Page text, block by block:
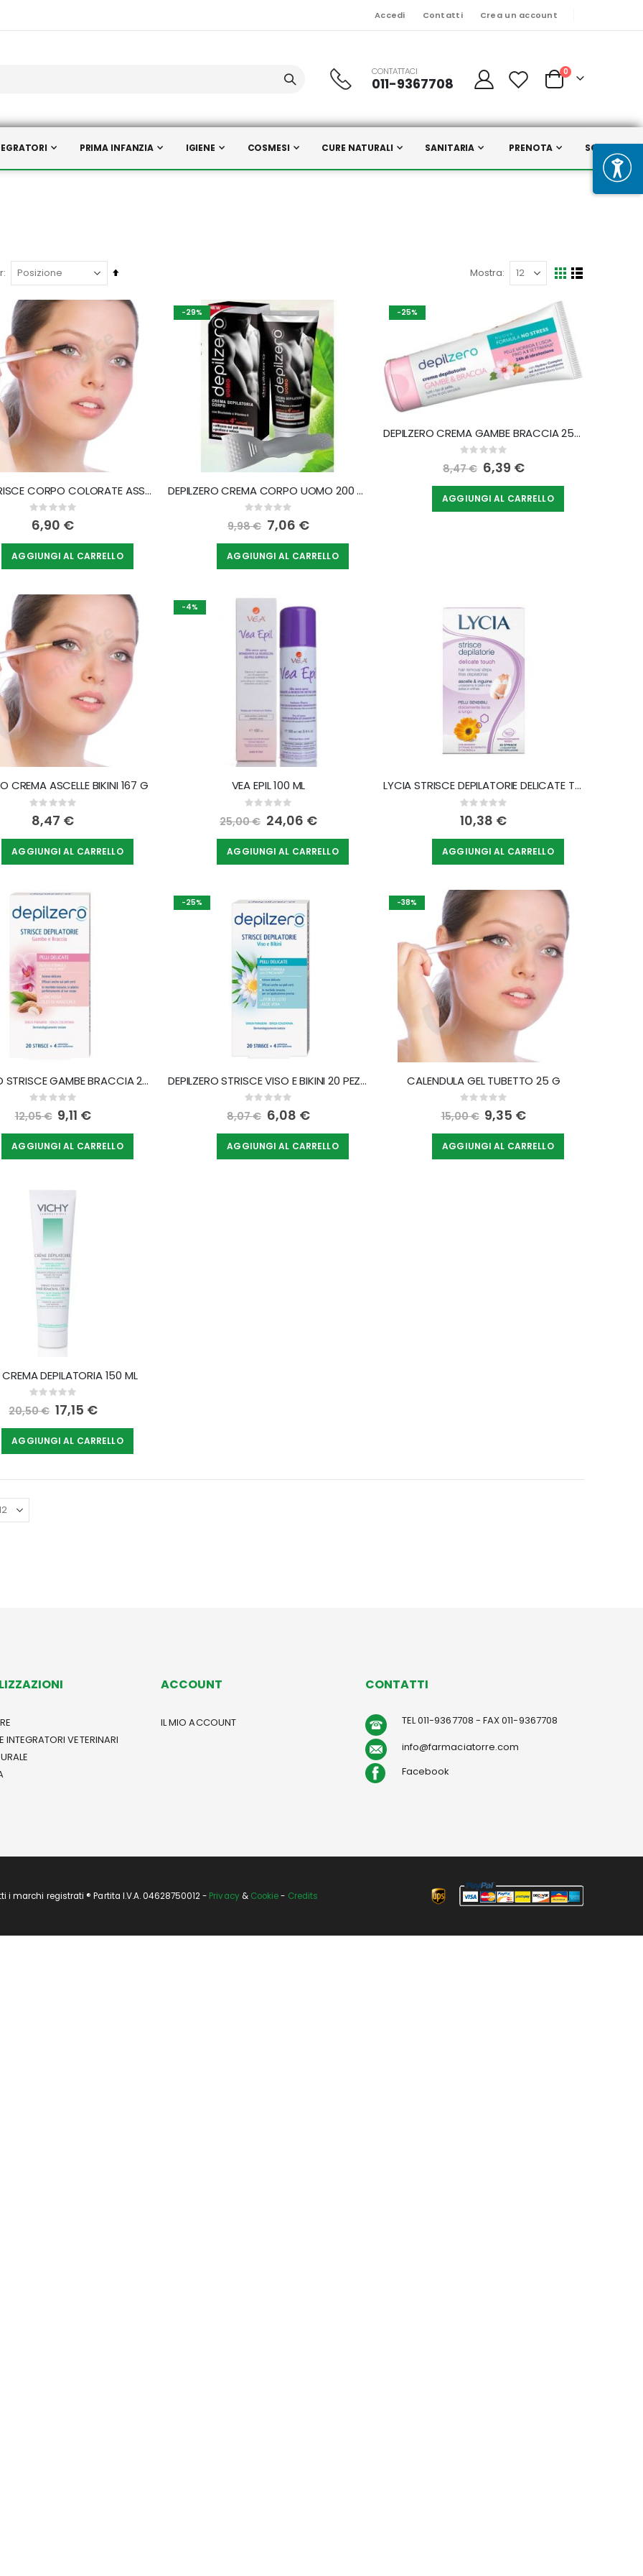
Accedi Contatti Crea un account
CONTATTACI
011-9367708 Cart
0Prodotti
PRIMA INFANZIA IGIENE COSMESI CURE NATURALI SANITARIA PRENOTA SCELTI DA
Imposta
direzione
decrescente
Mostra
Mostra
Griglia
Lista
LYCIA STRISCE CORPO COLORATE ASSORTITE 12 PEZZI
Rating:
0%
6,90 €
AGGIUNGI AL CARRELLO
-29%
DEPILZERO CREMA CORPO UOMO 200 ML
Rating:
0%
9,98 € Special
Price
7,06 €
AGGIUNGI AL CARRELLO
-25%
DEPILZERO CREMA GAMBE BRACCIA 256 G
Rating:
0%
8,47 € Special
Price
6,39 €
AGGIUNGI AL CARRELLO
CREMA ASCELLE BIKINI 167 G
Rating:
0%
8,47 €
AGGIUNGI AL CARRELLO
-4%
VEA EPIL 100 ML
Rating:
0%
25,00 € Special
Price
24,06 €
AGGIUNGI AL CARRELLO
LYCIA STRISCE DEPILATORIE DELICATE TOUCH ASCELLE E INGUINE 20 PEZZI
Rating:
0%
10,38 €
AGGIUNGI AL CARRELLO
DEPILZERO STRISCE GAMBE BRACCIA 20 PEZZI
Rating:
0%
12,05 € Special
Price
9,11 €
AGGIUNGI AL CARRELLO
-25%
DEPILZERO STRISCE VISO E BIKINI 20 PEZZI
Rating:
0%
8,07 € Special
Price
6,08 €
AGGIUNGI AL CARRELLO
-38%
CALENDULA GEL TUBETTO 25 G
Rating:
0%
15,00 € Special
Price
9,35 €
AGGIUNGI AL CARRELLO
DEPILATORIA 150 ML
Rating:
0%
20,50 € Special
Price
17,15 €
AGGIUNGI AL CARRELLO
INTEGRATORI VETERINARI
ACCOUNT
IL MIO ACCOUNT
CONTATTI
TEL 011-9367708 - FAX 011-9367708
info@farmaciatorre.com
Facebook
i marchi registrati ® Partita I.V.A. 04628750012 - Privacy& Cookie- Credits